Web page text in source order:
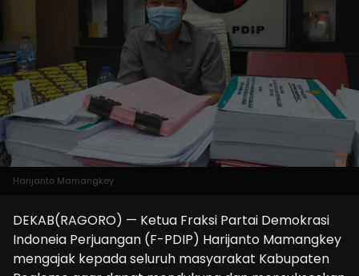
Harijanto Mamangkey
DEKAB(RAGORO) — Ketua Fraksi Partai Demokrasi
Indoneia Perjuangan (F-PDIP) Harijanto Mamangkey
mengajak kepada seluruh masyarakat Kabupaten